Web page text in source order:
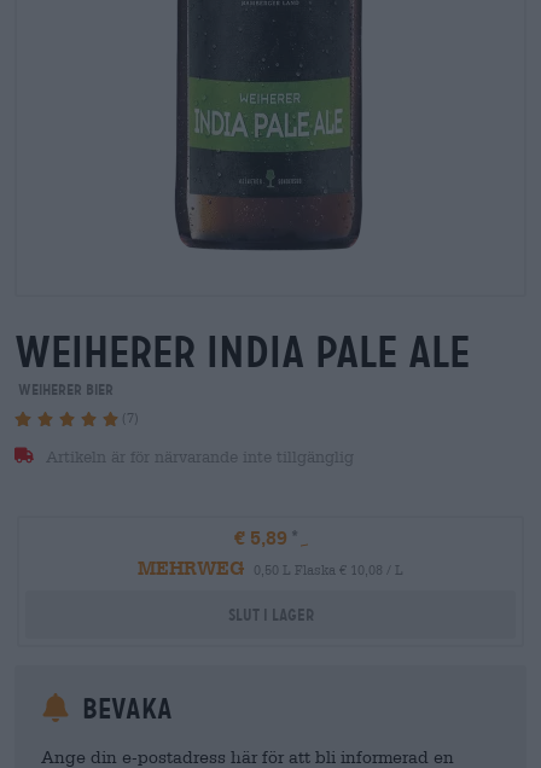
weiherer india pale ale
Weiherer Bier
(7)
Artikeln är för närvarande inte tillgänglig
€ 5,89
MEHRWEG
0,50 L Flaska € 10,08 / L
Slut i lager
Bevaka
Ange din e-postadress här för att bli informerad en